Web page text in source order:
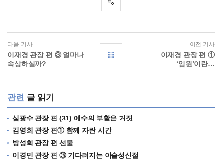
다음 기사
이재경 관장 편 ③ 얼마나
속상하실까?
이전 기사
이재경 관장 편 ①
‘임원’이란…
관련 글 읽기
심광수 관장 편 (31) 예수의 부활은 거짓
김영희 관장 편① 함께 자란 시간
방성희 관장 편 선물
이경민 관장 편 ③ 기다려지는 이슬성신절